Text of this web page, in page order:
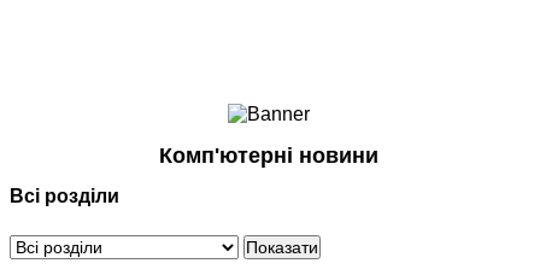
Смартфони
Периферія
Програмне забезпечення
Комп'ютерні новини
Всі розділи